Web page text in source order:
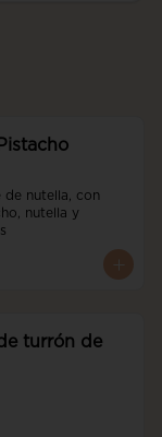
de nutella, con
nutella y
turrón de